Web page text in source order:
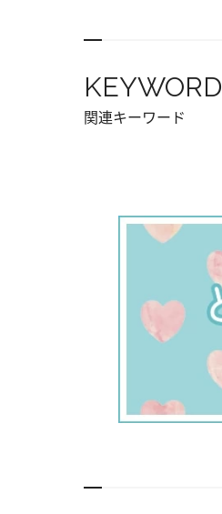
KEYWORD
関連キーワード